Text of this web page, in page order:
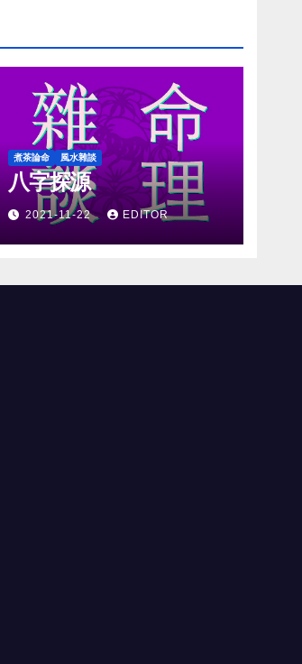
煮茶論命 風水雜談
八字探源
2021-11-22 EDITOR